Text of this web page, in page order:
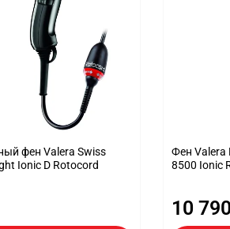
фен Valera Swiss
Ionic D Rotocord
Фен Valera
8500 Ionic
10